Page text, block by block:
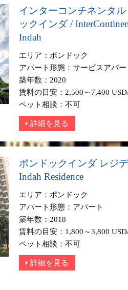
インターコンチネンタ
ックインダ /
Indah
エリア：ポンドック
アパート形態：サービスアパー
築年数：2020
賃料の目安：2,500～7,400
ペット相談：不可
詳細を見る
ポンドックインダ レジ
Indah Residence
エリア：ポンドック
アパート形態：アパート
築年数：2018
賃料の目安：1,800～3,800
ペット相談：不可
詳細を見る